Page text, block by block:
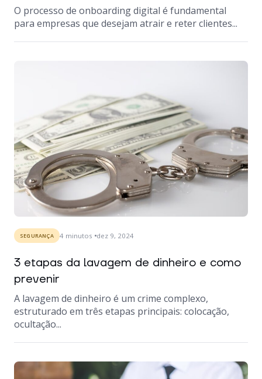
O processo de onboarding digital é fundamental
para empresas que desejam atrair e reter clientes...
SEGURANÇA 4 minutos dez 9, 2024
3 etapas da lavagem de dinheiro e como
prevenir
A lavagem de dinheiro é um crime complexo,
estruturado em três etapas principais: colocação,
ocultação...